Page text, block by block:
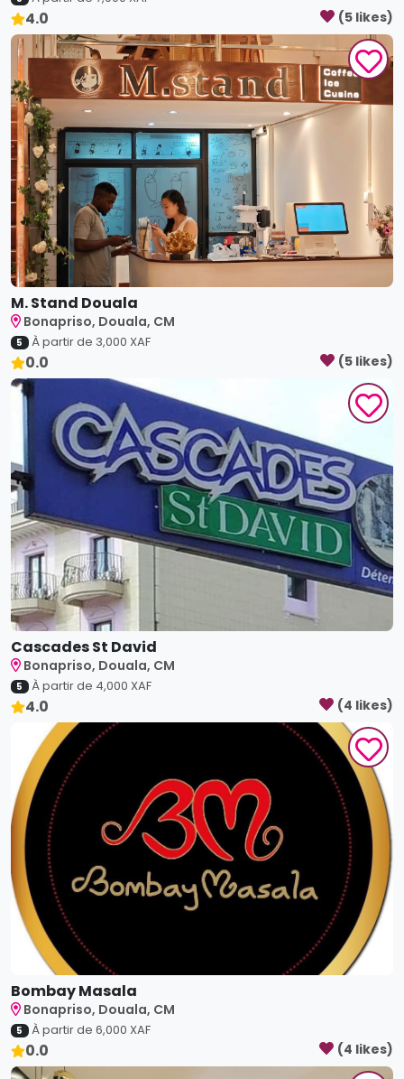
M. Stand Douala
Bonapriso, Douala, CM
5 À partir de3,000 XAF
0.0 likes)
Cascades St David
Bonapriso, Douala, CM
À partir de4,000
4.0 (4likes)
Bombay Masala
Bonapriso, Douala, CM
5 À partir de
0.0 4like